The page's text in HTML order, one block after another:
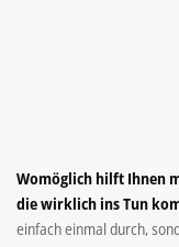
Womöglich hilft Ihnen
die wirklich ins Tun
einfach einmal durch,